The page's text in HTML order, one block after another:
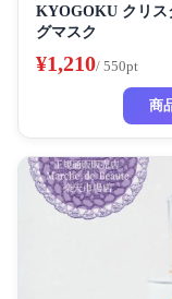
KYOGOKU クリス
グマスク
¥1,210/ 550pt
商